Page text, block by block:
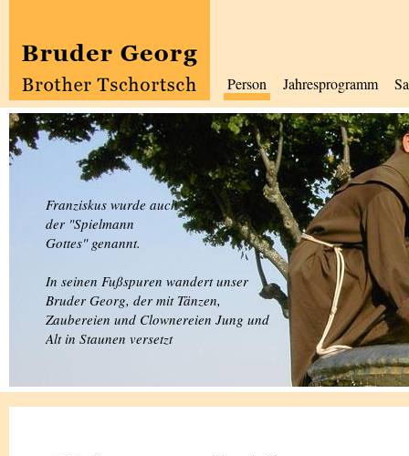
Person Jahresprogramm
Franziskus wurde auch
der "Spielmann
Gottes" genannt.
In seinen Fußspuren wandert unser
Bruder Georg, der mit Tänzen,
Zaubereien und Clownereien Jung und
Alt in Staunen versetzt